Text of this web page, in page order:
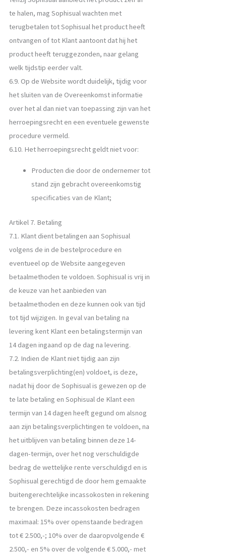
te halen, mag Sophisual wachten met
terugbetalen tot Sophisual het product heeft
ontvangen of tot Klant aantoont dat hij het
product heeft teruggezonden, naar gelang
welk tijdstip eerder valt.
6.9. Op de Website wordt duidelijk, tijdig voor
het sluiten van de Overeenkomst informatie
over het al dan niet van toepassing zijn van het
herroepingsrecht en een eventuele gewenste
procedure vermeld.
6.10. Het herroepingsrecht geldt niet voor:
Producten die door de ondernemer tot
stand zijn gebracht overeenkomstig
specificaties van de Klant;
Artikel 7. Betaling
7.1. Klant dient betalingen aan Sophisual
volgens de in de bestelprocedure en
eventueel op de Website aangegeven
betaalmethoden te voldoen. Sophisual is vrij in
de keuze van het aanbieden van
betaalmethoden en deze kunnen ook van tijd
tot tijd wijzigen. In geval van betaling na
levering kent Klant een betalingstermijn van
14 dagen ingaand op de dag na levering.
7.2. Indien de Klant niet tijdig aan zijn
betalingsverplichting(en) voldoet, is deze,
nadat hij door de Sophisual is gewezen op de
te late betaling en Sophisual de Klant een
termijn van 14 dagen heeft gegund om alsnog
aan zijn betalingsverplichtingen te voldoen, na
het uitblijven van betaling binnen deze 14-
dagen-termijn, over het nog verschuldigde
bedrag de wettelijke rente verschuldigd en is
Sophisual gerechtigd de door hem gemaakte
buitengerechtelijke incassokosten in rekening
te brengen. Deze incassokosten bedragen
maximaal: 15% over openstaande bedragen
tot € 2.500,-; 10% over de daaropvolgende €
2.500,- en 5% over de volgende € 5.000,- met